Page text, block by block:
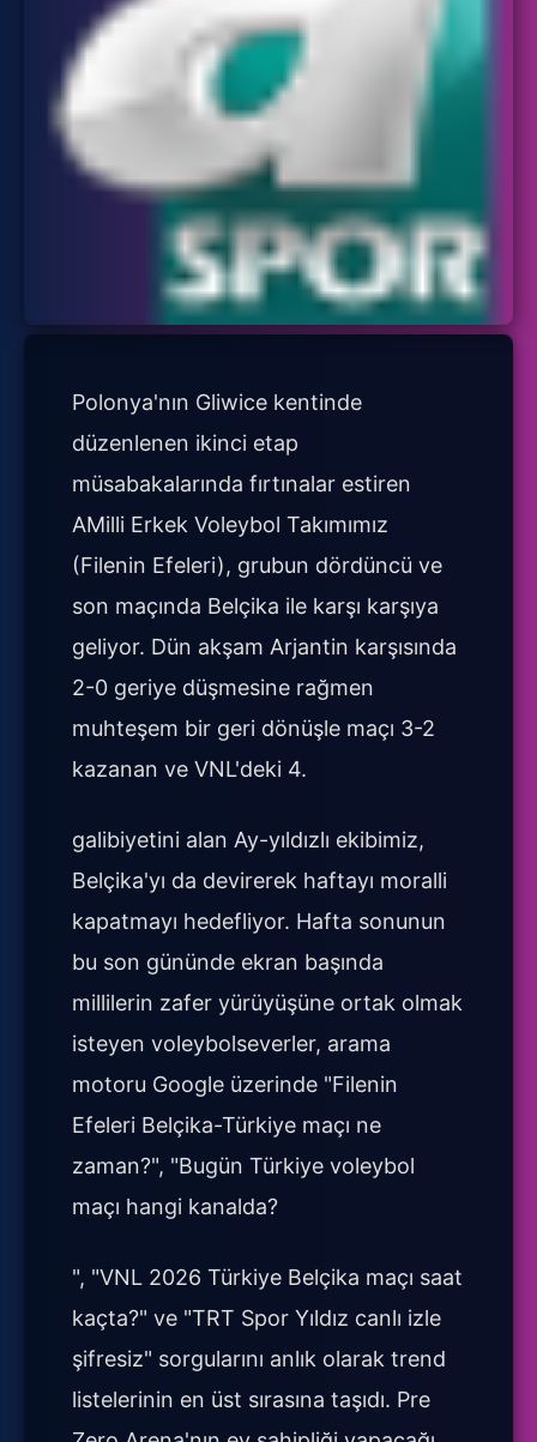
Polonya'nın Gliwice kentinde
düzenlenen ikinci etap
müsabakalarında fırtınalar estiren
AMilli Erkek Voleybol Takımımız
(Filenin Efeleri), grubun dördüncü ve
son maçında Belçika ile karşı karşıya
geliyor. Dün akşam Arjantin karşısında
2-0 geriye düşmesine rağmen
muhteşem bir geri dönüşle maçı 3-2
kazanan ve VNL'deki 4.
galibiyetini alan Ay-yıldızlı ekibimiz,
Belçika'yı da devirerek haftayı moralli
kapatmayı hedefliyor. Hafta sonunun
bu son gününde ekran başında
millilerin zafer yürüyüşüne ortak olmak
isteyen voleybolseverler, arama
motoru Google üzerinde "Filenin
Efeleri Belçika-Türkiye maçı ne
zaman?", "Bugün Türkiye voleybol
maçı hangi kanalda?
", "VNL 2026 Türkiye Belçika maçı saat
kaçta?" ve "TRT Spor Yıldız canlı izle
şifresiz" sorgularını anlık olarak trend
listelerinin en üst sırasına taşıdı. Pre